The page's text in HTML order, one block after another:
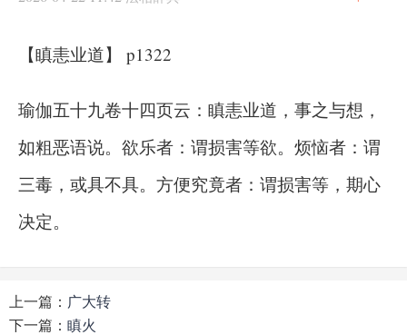
【瞋恚业道】 p1322
瑜伽五十九卷十四页云：瞋恚业道，事之与想，
如粗恶语说。欲乐者：谓损害等欲。烦恼者：谓
三毒，或具不具。方便究竟者：谓损害等，期心
决定。
上一篇： 广大转
下一篇： 瞋火